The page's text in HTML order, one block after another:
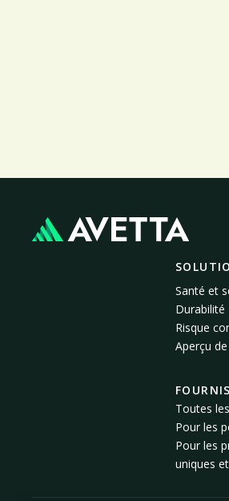
Santé et
Durabilité
Risque
Aperçu
Toutes
Pour les
Pour les
uniques